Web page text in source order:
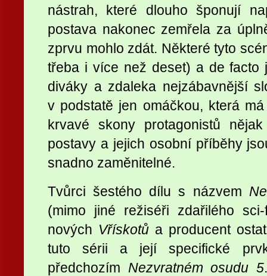
nástrah, které dlouho šponují
postava nakonec zemřela za
zprvu mohlo zdát. Některé tyto
třeba i více než deset) a de facto
diváky a zdaleka nejzábavnější
v podstatě jen omáčkou, která
krvavé skony protagonistů
postavy a jejich osobní příběhy
snadno zaměnitelné.
Tvůrci šestého dílu s názvem
(mimo jiné režiséři zdařilého
nových Vřískotů a producent
tuto sérii a její specifické
předchozím Nezvratném osudu 5